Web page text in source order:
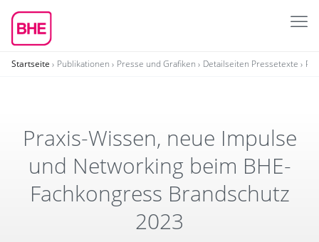
Startseite Publikationen Presse und Grafiken Detailseiten Pressetexte
Praxis-Wissen, neue Impulse
und Networ­king beim BHE-
Fach­kon­gress Brand­schutz
2023